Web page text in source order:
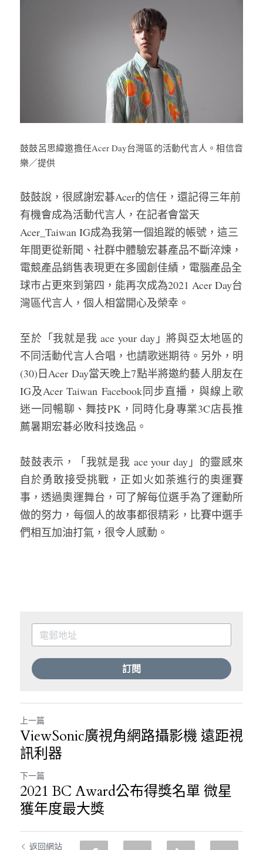
鼓鼓呂思緯邀擔任Acer Day台灣區的活動代言人。相信音
樂／提供
鼓鼓說，很感謝宏碁Acer的信任，還記得三年前
有機會成為活動代言人，在記者會當天
Acer_Taiwan IG成為我第一個追蹤的帳號，這三
年間更從新聞、社群中體驗宏碁產品不斷淬煉，
電競產品銷售表現更在多國創佳績，電腦產品全
球市占更來到第四，能再次成為2021 Acer Day台
灣區代言人，個人相當開心及榮幸。
至於「我就是我 ace your day」將與亞太地區的
不同活動代言人合唱，也請歌迷期待。另外，明
(30)日Acer Day當天晚上7點半將邀約藝人朋友在
IG及Acer Taiwan Facebook同步直播，與線上歌
迷一同暢聊、舞技PK，同時化身專業3C店長推
薦暑期宏碁必敗科技逸品。
鼓鼓表示，「我就是我 ace your day」的靈感來
自於勇敢接受挑戰，正如火如荼進行的奧運賽
事，透過奧運舞台，可了解每位選手為了運動所
做的努力，每個人的故事都很精彩，比賽中選手
們相互加油打氣，很令人感動。
訂閱
上一篇
ViewSonic廣視角網路攝影機 遠距視
訊利器
下一篇
2021 BC Award公布得獎名單 微星
獲年度最大獎
返回網站